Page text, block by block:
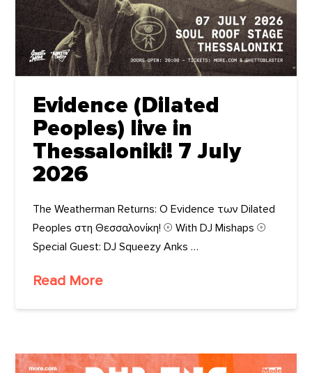
Evidence (Dilated
Peoples) live in
Thessaloniki! 7 July
2026
The Weatherman Returns: Ο Evidence των Dilated
Peoples στη Θεσσαλονίκη! 𓇳 With DJ Mishaps 𓇳
Special Guest: DJ Squeezy Anks …
Read More